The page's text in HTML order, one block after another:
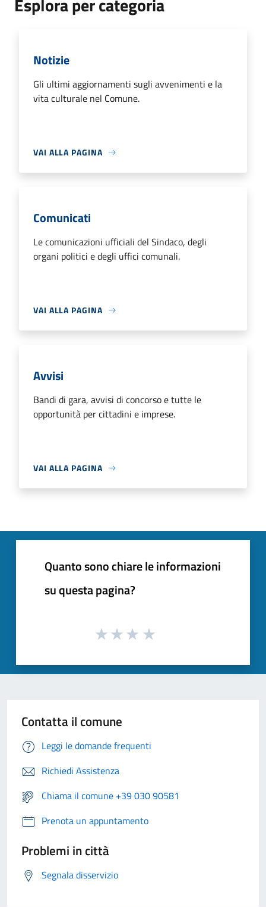
Esplora per categoria
Notizie
Gli ultimi aggiornamenti sugli avvenimenti e la
vita culturale nel Comune.
VAI ALLA PAGINA
Comunicati
Le comunicazioni ufficiali del Sindaco, degli
organi politici e degli uffici comunali.
VAI ALLA PAGINA
Avvisi
Bandi di gara, avvisi di concorso e tutte le
opportunità per cittadini e imprese.
VAI ALLA PAGINA
Quanto sono chiare le informazioni
su questa pagina?
Contatta il comune
Leggi le domande frequenti
Richiedi Assistenza
Chiama il comune +39 030 90581
Prenota un appuntamento
Problemi in città
Segnala disservizio